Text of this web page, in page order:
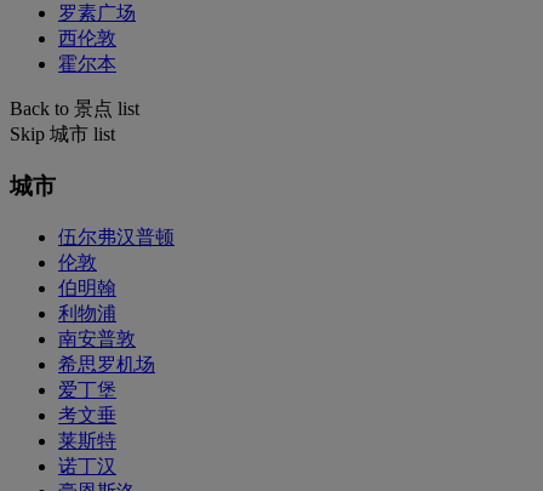
罗素广场
西伦敦
霍尔本
Back to 景点 list
Skip 城市 list
城市
伍尔弗汉普顿
伦敦
伯明翰
利物浦
南安普敦
希思罗机场
爱丁堡
考文垂
莱斯特
诺丁汉